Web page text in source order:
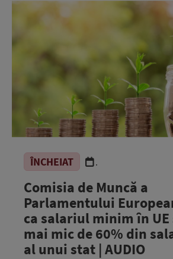
ÎNCHEIAT .
Comisia de Muncă a
Parlamentului
ca salariul minim în UE
mai mic de 60% din
al unui stat | AUDIO